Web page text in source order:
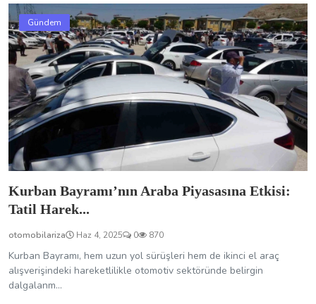
Gündem
Kurban Bayramı’nın Araba Piyasasına Etkisi:
Tatil Harek...
otomobilariza Haz 4, 2025 0 870
Kurban Bayramı, hem uzun yol sürüşleri hem de ikinci el araç
alışverişindeki hareketlilikle otomotiv sektöründe belirgin
dalgalanm...